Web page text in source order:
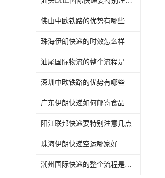
佛山中欧铁路的优势有哪些
珠海伊朗快递的时效怎么样
汕尾国际物流的整个流程是怎样的
深圳中欧铁路的优势有哪些
广东伊朗快递如何邮寄食品
阳江联邦快递要特别注意几点
珠海伊朗快递空运哪家好
潮州国际快递的整个流程是怎样的